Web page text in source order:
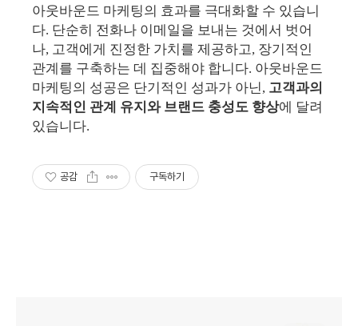
아웃바운드 마케팅의 효과를 극대화할 수 있습니
다. 단순히 전화나 이메일을 보내는 것에서 벗어
나, 고객에게 진정한 가치를 제공하고, 장기적인
관계를 구축하는 데 집중해야 합니다. 아웃바운드
마케팅의 성공은 단기적인 성과가 아닌, 고객과의
지속적인 관계 유지와 브랜드 충성도 향상에 달려
있습니다.
공감 구독하기